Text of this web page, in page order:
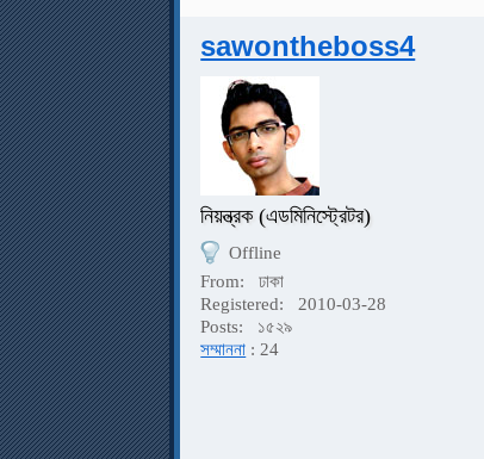
sawontheboss4
নিয়ন্ত্রক (এডমিনিস্ট্রেটর)
Offline
From:
ঢাকা
Registered:
2010-03-28
Posts:
১৫২৯
সম্মাননা : 24